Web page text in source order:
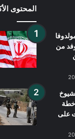
من
خطة
على
المحتوى